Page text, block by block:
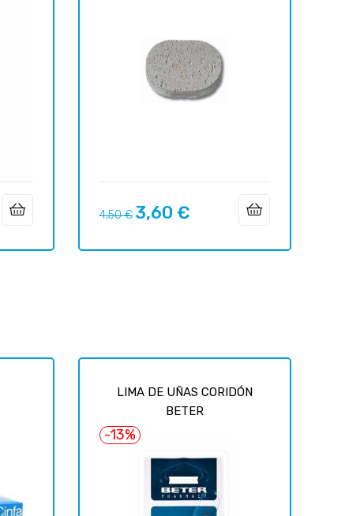
Precio
4,50 € Precio
3,60 €
LIMA DE UÑAS CORIDÓN
BETER
-13%